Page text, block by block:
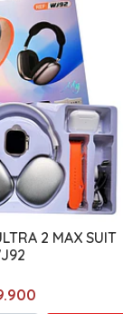
2 MAX SUIT